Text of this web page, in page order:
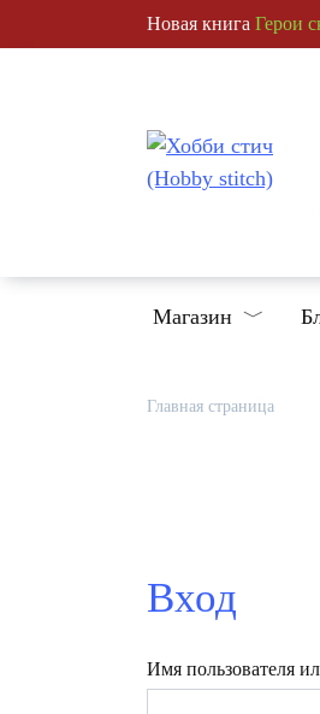
к
Новая книга Герои
Магазин
Главная страница
Вход
Имя пользователя